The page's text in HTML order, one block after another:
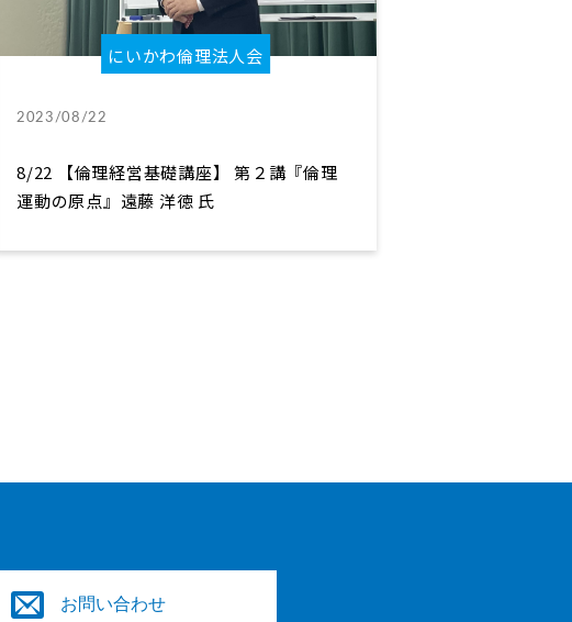
にいかわ倫理法人会
2023/08/22
8/22 【倫理経営基礎講座】 第２講『倫理
運動の原点』遠藤 洋徳 氏
お問い合わせ